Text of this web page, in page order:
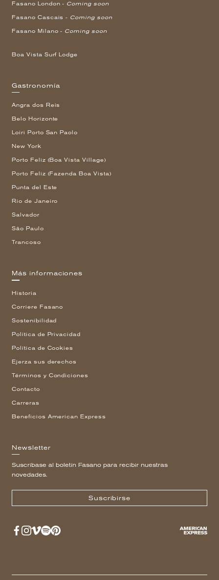
Fasano London - Coming soon
Fasano Cascais - Coming soon
Fasano Milano - Coming soon
Boa Vista Surf Lodge
Gastronomía
Angra dos Reis
Belo Horizonte
Loiri Porto San Paolo
New York
Porto Feliz (Boa Vista Village)
Porto Feliz (Fazenda Boa Vista)
Punta del Este
Rio de Janeiro
Salvador
São Paulo
Trancoso
Más informaciones
Historia
Corriere Fasano
Sostenibilidad
Política de Privacidad
Política de Cookies
Ejerza sus derechos
Términos y Condiciones
Contacto
Carreras
Beneficios American Express
Newsletter
Suscríbase al boletín Fasano para recibir nuestras
novedades.
Suscribirse